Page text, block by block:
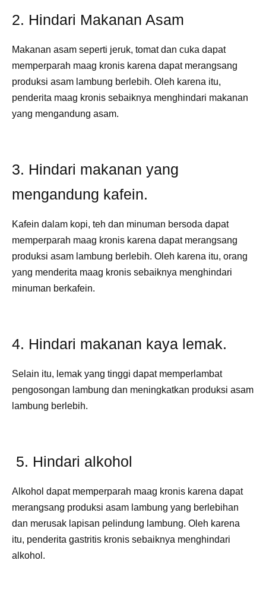
2. Hindari Makanan Asam
Makanan asam seperti jeruk, tomat dan cuka dapat
memperparah maag kronis karena dapat merangsang
produksi asam lambung berlebih. Oleh karena itu,
penderita maag kronis sebaiknya menghindari makanan
yang mengandung asam.
3. Hindari makanan yang
mengandung kafein.
Kafein dalam kopi, teh dan minuman bersoda dapat
memperparah maag kronis karena dapat merangsang
produksi asam lambung berlebih. Oleh karena itu, orang
yang menderita maag kronis sebaiknya menghindari
minuman berkafein.
4. Hindari makanan kaya lemak.
Selain itu, lemak yang tinggi dapat memperlambat
pengosongan lambung dan meningkatkan produksi asam
lambung berlebih.
5. Hindari alkohol
Alkohol dapat memperparah maag kronis karena dapat
merangsang produksi asam lambung yang berlebihan
dan merusak lapisan pelindung lambung. Oleh karena
itu, penderita gastritis kronis sebaiknya menghindari
alkohol.